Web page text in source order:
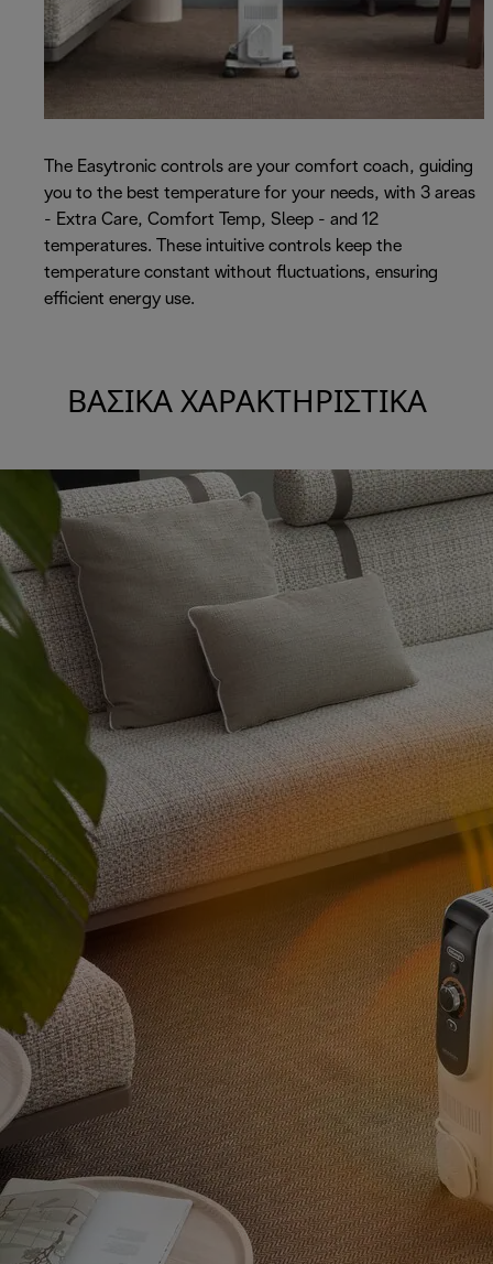
The Easytronic controls are your comfort coach, guiding
you to the best temperature for your needs, with 3 areas
- Extra Care, Comfort Temp, Sleep - and 12
temperatures. These intuitive controls keep the
temperature constant without fluctuations, ensuring
efficient energy use.
ΒΑΣΙΚΆ ΧΑΡΑΚΤΗΡΙΣΤΙΚΆ